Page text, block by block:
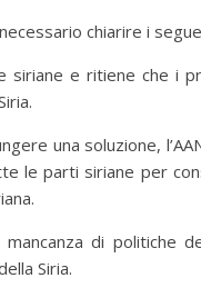
chiarire i
siriane e ritiene che i
una soluzione,
le parti siriane per
di politiche
Siria.